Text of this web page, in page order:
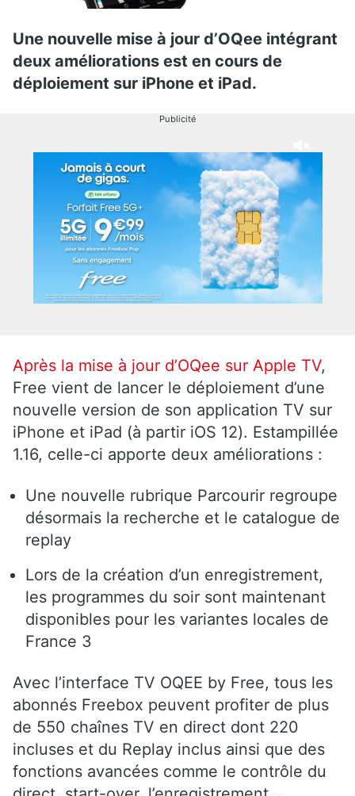
Une nouvelle mise à jour d’OQee intégrant
deux améliorations est en cours de
déploiement sur iPhone et iPad.
Publicité
Après la mise à jour d’OQee sur Apple TV,
Free vient de lancer le déploiement d’une
nouvelle version de son application TV sur
iPhone et iPad (à partir iOS 12). Estampillée
1.16, celle-ci apporte deux améliorations :
Une nouvelle rubrique Parcourir regroupe
désormais la recherche et le catalogue de
replay
Lors de la création d’un enregistrement,
les programmes du soir sont maintenant
disponibles pour les variantes locales de
France 3
Avec l’interface TV OQEE by Free, tous les
abonnés Freebox peuvent profiter de plus
de 550 chaînes TV en direct dont 220
incluses et du Replay inclus ainsi que des
fonctions avancées comme le contrôle du